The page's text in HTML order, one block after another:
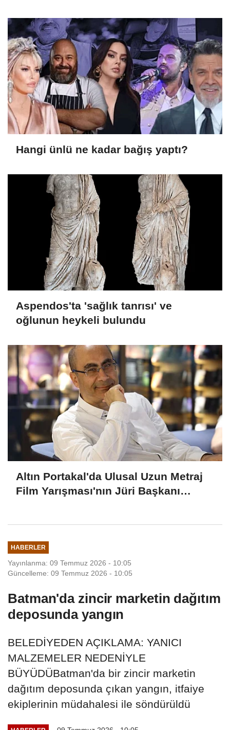
Hangi ünlü ne kadar bağış yaptı?
Aspendos'ta 'sağlık tanrısı' ve
oğlunun heykeli bulundu
Altın Portakal'da Ulusal Uzun Metraj
Film Yarışması'nın Jüri Başkanı
HABERLER
Yayınlanma: 09 Temmuz 2026 - 10:05
Güncelleme: 09 Temmuz 2026 - 10:05
Batman'da zincir marketin dağıtım
deposunda yangın
BELEDİYEDEN AÇIKLAMA: YANICI
MALZEMELER NEDENİYLE
BÜYÜDÜBatman'da bir zincir marketin
dağıtım deposunda çıkan yangın, itfaiye
ekiplerinin müdahalesi ile söndürüldü